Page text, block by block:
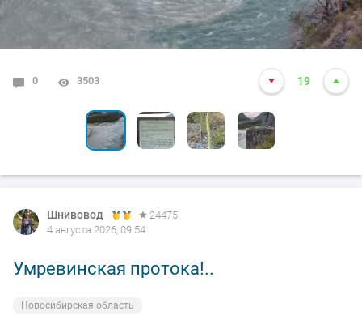
0 3503 19
6 4119 7
0 3268 10
0 3267 12
0 3228 3
Шнивовод
24475
4 августа 2026, 09:54
Умревинская протока!..
Новосибирская область